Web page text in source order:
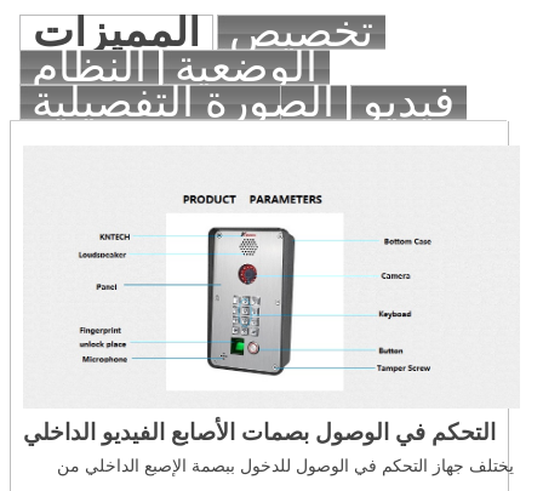
المميزات تخصيص
النظام الوضعية
الصورة التفصيلية فيديو
التحكم في الوصول بصمات الأصابع الفيديو الداخلي
يختلف جهاز التحكم في الوصول للدخول ببصمة الإصبع الداخلي من